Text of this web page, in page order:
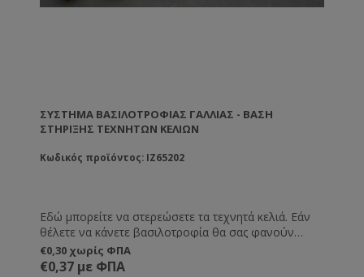
ΣΎΣΤΗΜΑ ΒΑΣΙΛΟΤΡΟΦΊΑΣ ΓΑΛΛΊΑΣ - ΒΆΣΗ
ΣΤΉΡΙΞΗΣ ΤΕΧΝΗΤΏΝ ΚΕΛΙΏΝ
Κωδικός προϊόντος: IZ65202
Εδώ μπορείτε να στερεώσετε τα τεχνητά κελιά. Εάν
θέλετε να κάνετε βασιλοτροφία θα σας φανούν
χρήσιμα γιατί κουμπώνουν πάνω στους Προστάτες
Βασιλικών Κελιών ref.IZ65204.
€0,30 χωρίς ΦΠΑ
€0,37 με ΦΠΑ